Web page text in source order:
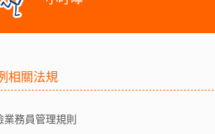
相關法規
業務員管理規則